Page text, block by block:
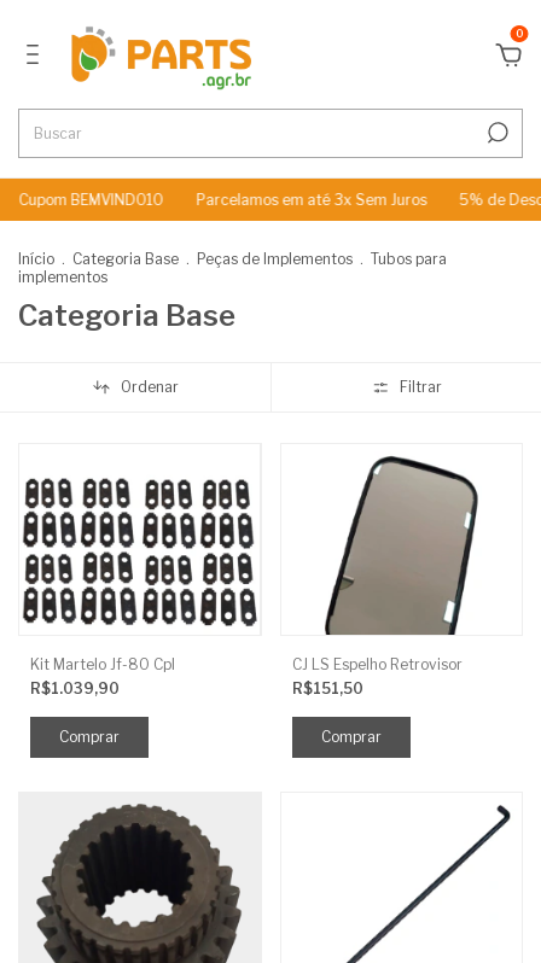
0
BEMVINDO10 Parcelamos em até 3x Sem Juros 5% de Desconto
Início . Categoria Base . Peças de Implementos . Tubos para
implementos
Categoria Base
Ordenar Filtrar
Kit Martelo Jf-80 Cpl
R$1.039,90
CJ LS Espelho Retrovisor
R$151,50